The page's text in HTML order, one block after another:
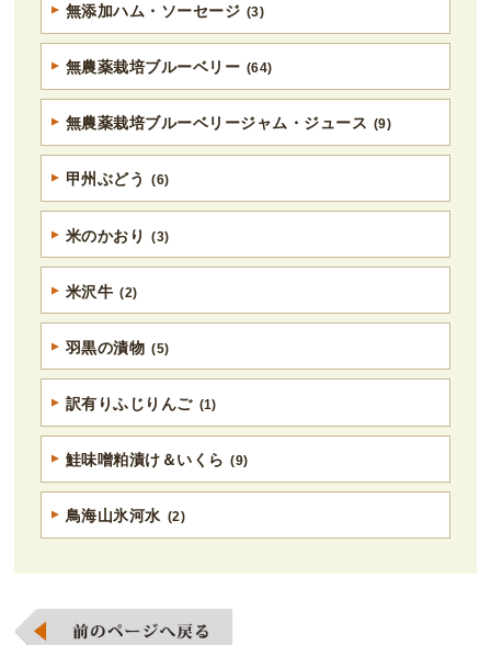
無添加ハム・ソーセージ (3)
無農薬栽培ブルーベリー (64)
無農薬栽培ブルーベリージャム・ジュース (9)
甲州ぶどう (6)
米のかおり (3)
米沢牛 (2)
羽黒の漬物 (5)
訳有りふじりんご (1)
鮭味噌粕漬け＆いくら (9)
鳥海山氷河水 (2)